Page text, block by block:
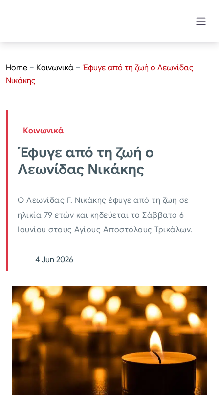
Home – Κοινωνικά – Έφυγε από τη ζωή ο Λεωνίδας
Νικάκης
Κοινωνικά
Έφυγε από τη ζωή ο
Λεωνίδας Νικάκης
Ο Λεωνίδας Γ. Νικάκης έφυγε από τη ζωή σε
ηλικία 79 ετών και κηδεύεται το Σάββατο 6
Ιουνίου στους Αγίους Αποστόλους Τρικάλων.
4 Jun 2026